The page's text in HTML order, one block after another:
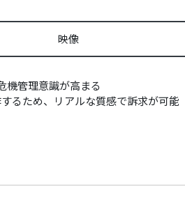
映像
管理意識が高まる
るため、リアルな質感で訴求が可能